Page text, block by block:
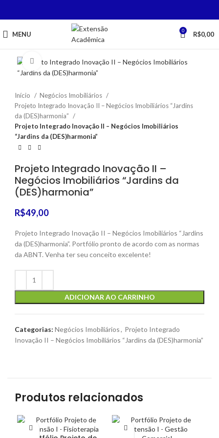
MENU 0 R$0,00
Click to enlarge
Início
Negócios Imobiliários
Projeto Integrado Inovação II – Negócios Imobiliários “Jardins
da (DES)harmonia”
Projeto Integrado Inovação II – Negócios Imobiliários
“Jardins da (DES)harmonia”
Projeto Integrado Inovação II –
Negócios Imobiliários “Jardins da
(DES)harmonia”
R$49,00
Projeto Integrado Inovação II – Negócios Imobiliários “Jardins
da (DES)harmonia”. Portfólio pronto de acordo com as normas
da ABNT. Venha ter seu conceito excelente!
ADICIONAR AO CARRINHO
Categorias: Negócios Imobiliários, Projeto Integrado
Inovação II – Negócios Imobiliários “Jardins da (DES)harmonia”
Produtos relacionados